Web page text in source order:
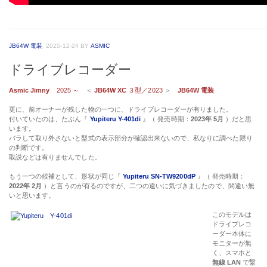
JB64W 電装 2025-12-24 BY ASMIC
ドライブレコーダー
Asmic Jimny 2025 ～ ＜ JB64W XC ３型／2023＞ JB64W 電装
更に、前オーナーが残した物の一つに、ドライブレコーダーが有りました。
付いていたのは、たぶん『 Yupiteru Y-401di 』（ 発売時期： 2023年 5月
）だと思
います。
バラして取り外さないと型式の表示部分が確認出来ないので、私なりに調べた限り
の判断です。
取説などは有りませんでした。
もう一つの候補として、形状が同じ『 Yupiteru SN-TW9200dP』（ 発売時期：
2022年 2月
）と言うのが有るのですが、二つの違いに気づきましたので、間違い無
いと思います。
このモデルは
ドライブレコ
ーダー本体に
モニターが無
く、スマホと
無線 LAN で繋